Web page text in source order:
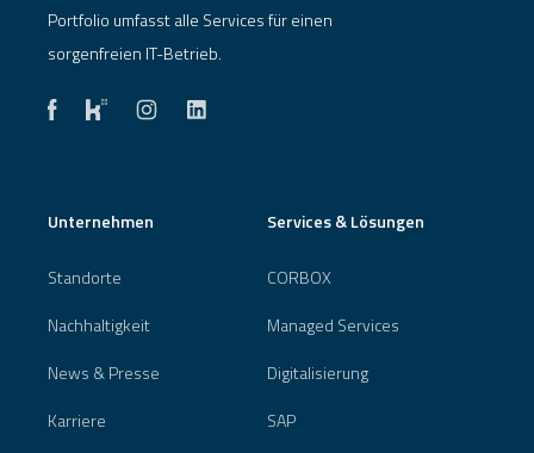
Portfolio umfasst alle Services für einen
sorgenfreien IT-Betrieb.
Unternehmen
Standorte
Nachhaltigkeit
News & Presse
Karriere
Services & Lösungen
CORBOX
Managed Services
Digitalisierung
SAP